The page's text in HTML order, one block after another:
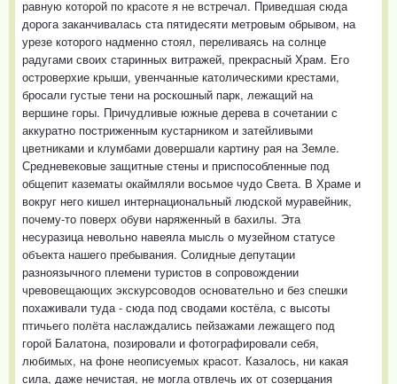
равную которой по красоте я не встречал. Приведшая сюда
дорога заканчивалась ста пятидесяти метровым обрывом, на
урезе которого надменно стоял, переливаясь на солнце
радугами своих старинных витражей, прекрасный Храм. Его
островерхие крыши, увенчанные католическими крестами,
бросали густые тени на роскошный парк, лежащий на
вершине горы. Причудливые южные дерева в сочетании с
аккуратно постриженным кустарником и затейливыми
цветниками и клумбами довершали картину рая на Земле.
Средневековые защитные стены и приспособленные под
общепит казематы окаймляли восьмое чудо Света. В Храме и
вокруг него кишел интернациональный людской муравейник,
почему-то поверх обуви наряженный в бахилы. Эта
несуразица невольно навеяла мысль о музейном статусе
объекта нашего пребывания. Солидные депутации
разноязычного племени туристов в сопровождении
чревовещающих экскурсоводов основательно и без спешки
похаживали туда - сюда под сводами костёла, с высоты
птичьего полёта наслаждались пейзажами лежащего под
горой Балатона, позировали и фотографировали себя,
любимых, на фоне неописуемых красот. Казалось, ни какая
сила, даже нечистая, не могла отвлечь их от созерцания